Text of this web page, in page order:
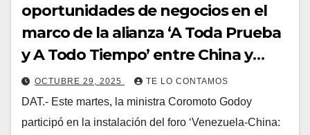
oportunidades de negocios en el
marco de la alianza ‘A Toda Prueba
y A Todo Tiempo’ entre China y
Venezuela
OCTUBRE 29, 2025 TE LO CONTAMOS
DAT.- Este martes, la ministra Coromoto Godoy
participó en la instalación del foro ‘Venezuela-China: